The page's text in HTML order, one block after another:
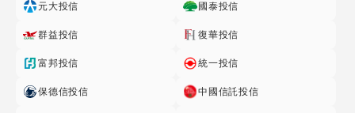
個營業日(不含當日)股價指數累計漲幅或跌幅達百分之十以上
(含本數)。 (2).最近三十個營業日(不含當日)股價指數累計漲
三十個營業日內,經理公司應立即調整,以符合第一款之比例限
制。 2.經理公司得以現金、存放於銀行(含基金保管機構)、債
元大投信 國泰投信
群益投信 復華投信
富邦投信 統一投信
保德信投信 中國信託投信